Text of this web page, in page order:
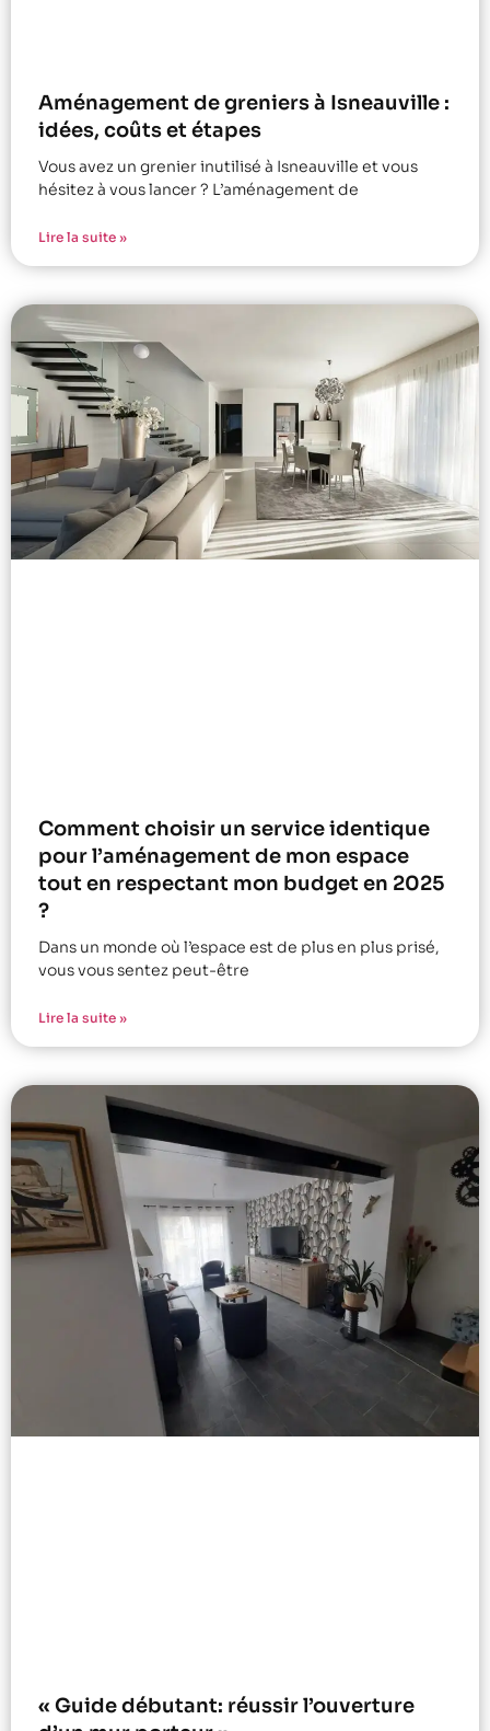
Aménagement de greniers à Isneauville :
idées, coûts et étapes
Vous avez un grenier inutilisé à Isneauville et vous
hésitez à vous lancer ? L’aménagement de
Lire la suite »
Comment choisir un service identique
pour l’aménagement de mon espace
tout en respectant mon budget en 2025
?
Dans un monde où l’espace est de plus en plus prisé,
vous vous sentez peut-être
Lire la suite »
« Guide débutant: réussir l’ouverture